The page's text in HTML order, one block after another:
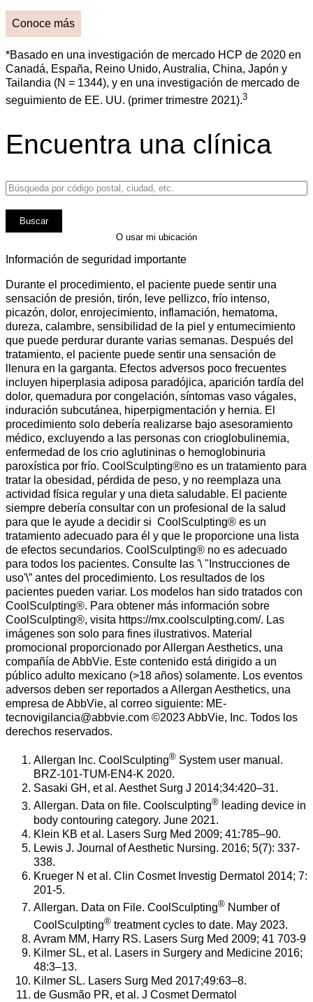
Conoce más
*Basado en una investigación de mercado HCP de 2020 en
Canadá, España, Reino Unido, Australia, China, Japón y
Tailandia (N = 1344), y en una investigación de mercado de
seguimiento de EE. UU. (primer trimestre 2021).3
Encuentra una clínica
Enter a location
O usar mi ubicación
Información de seguridad importante
Durante el procedimiento, el paciente puede sentir una
sensación de presión, tirón, leve pellizco, frío intenso,
picazón, dolor, enrojecimiento, inflamación, hematoma,
dureza, calambre, sensibilidad de la piel y entumecimiento
que puede perdurar durante varias semanas. Después del
tratamiento, el paciente puede sentir una sensación de
llenura en la garganta. Efectos adversos poco frecuentes
incluyen hiperplasia adiposa paradójica, aparición tardía del
dolor, quemadura por congelación, síntomas vaso vágales,
induración subcutánea, hiperpigmentación y hernia. El
procedimiento solo debería realizarse bajo asesoramiento
médico, excluyendo a las personas con crioglobulinemia,
enfermedad de los crio aglutininas o hemoglobinuria
paroxística por frío. CoolSculpting®no es un tratamiento para
tratar la obesidad, pérdida de peso, y no reemplaza una
actividad física regular y una dieta saludable. El paciente
siempre debería consultar con un profesional de la salud
para que le ayude a decidir si CoolSculpting® es un
tratamiento adecuado para él y que le proporcione una lista
de efectos secundarios. CoolSculpting® no es adecuado
para todos los pacientes. Consulte las '\ "Instrucciones de
uso'\” antes del procedimiento. Los resultados de los
pacientes pueden variar. Los modelos han sido tratados con
CoolSculpting®. Para obtener más información sobre
CoolSculpting®, visita https://mx.coolsculpting.com/. Las
imágenes son solo para fines ilustrativos. Material
promocional proporcionado por Allergan Aesthetics, una
compañía de AbbVie. Este contenido está dirigido a un
público adulto mexicano (>18 años) solamente. Los eventos
adversos deben ser reportados a Allergan Aesthetics, una
empresa de AbbVie, al correo siguiente: ME-
tecnovigilancia@abbvie.com ©2023 AbbVie, Inc. Todos los
derechos reservados.
Allergan Inc. CoolSculpting® System user manual.
BRZ-101-TUM-EN4-K 2020.
Sasaki GH, et al. Aesthet Surg J 2014;34:420–31.
Allergan. Data on file. Coolsculpting® leading device in
body contouring category. June 2021.
Klein KB et al. Lasers Surg Med 2009; 41:785–90.
Lewis J. Journal of Aesthetic Nursing. 2016; 5(7): 337-
338.
Krueger N et al. Clin Cosmet Investig Dermatol 2014; 7:
201-5.
Allergan. Data on File. CoolSculpting® Number of
CoolSculpting® treatment cycles to date. May 2023.
Avram MM, Harry RS. Lasers Surg Med 2009; 41 703-9
Kilmer SL, et al. Lasers in Surgery and Medicine 2016;
48:3–13.
Kilmer SL. Lasers Surg Med 2017;49:63–8.
de Gusmão PR, et al. J Cosmet Dermatol